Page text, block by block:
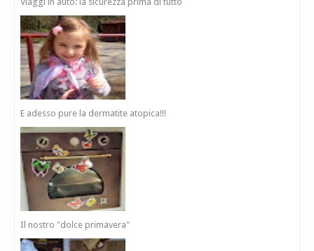
E adesso pure la dermatite atopica!!!
Il nostro "dolce primavera"